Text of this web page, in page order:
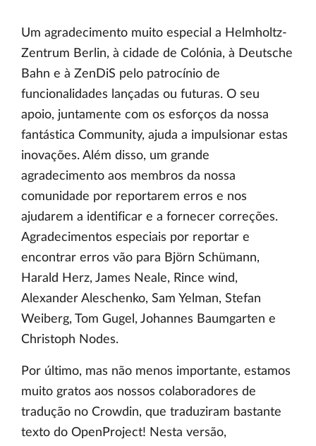
Um agradecimento muito especial a Helmholtz-
Zentrum Berlin, à cidade de Colónia, à Deutsche
Bahn e à ZenDiS pelo patrocínio de
funcionalidades lançadas ou futuras. O seu
apoio, juntamente com os esforços da nossa
fantástica Community, ajuda a impulsionar estas
inovações. Além disso, um grande
agradecimento aos membros da nossa
comunidade por reportarem erros e nos
ajudarem a identificar e a fornecer correções.
Agradecimentos especiais por reportar e
encontrar erros vão para Björn Schümann,
Harald Herz, James Neale, Rince wind,
Alexander Aleschenko, Sam Yelman, Stefan
Weiberg, Tom Gugel, Johannes Baumgarten e
Christoph Nodes.
Por último, mas não menos importante, estamos
muito gratos aos nossos colaboradores de
tradução no Crowdin, que traduziram bastante
texto do OpenProject! Nesta versão,